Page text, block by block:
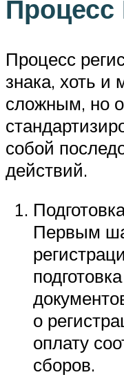
Процесс
Процесс
знака, хоть и
сложным, но
собой
действий.
Первым
о
оплату
сборов.